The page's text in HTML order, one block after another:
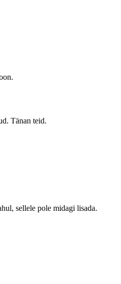
Tänan teid.
sellele pole midagi lisada.